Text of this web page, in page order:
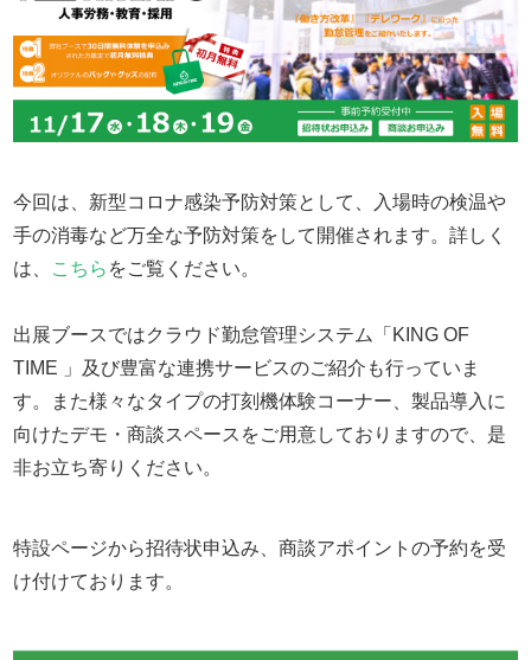
今回は、新型コロナ感染予防対策として、入場時の検温や
手の消毒など万全な予防対策をして開催されます。詳しく
は、
こちら をご覧ください。
出展ブースではクラウド勤怠管理システム「KING OF
TIME 」及び豊富な連携サービスのご紹介も行っていま
す。また様々なタイプの打刻機体験コーナー、製品導入に
向けたデモ・商談スペースをご用意しておりますので、是
非お立ち寄りください。
特設ページから招待状申込み、商談アポイントの予約を受
け付けております。